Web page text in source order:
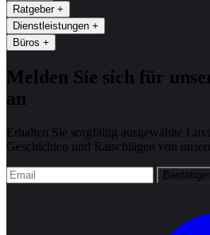
Ratgeber +
Dienstleistungen +
Büros +
Melden Sie sich für
an
Erhalten Sie sorgfältig ausgewählte
Geschichten und Ratschlägen von